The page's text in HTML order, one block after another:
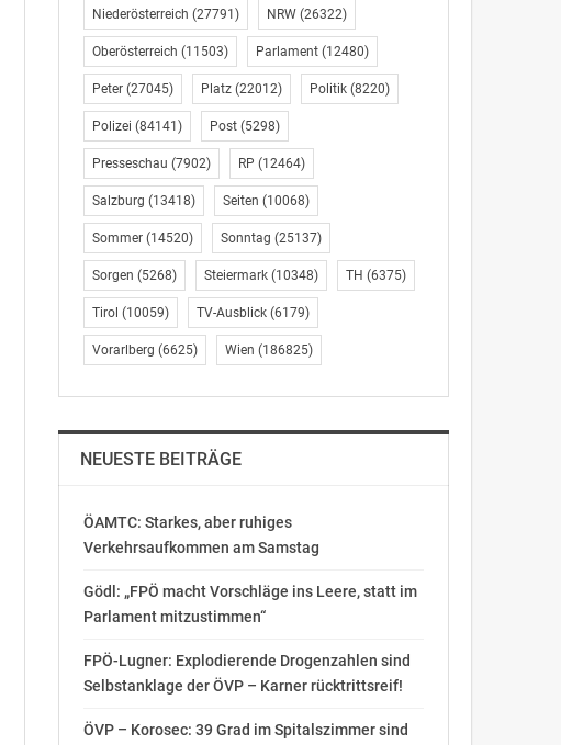
Niederösterreich (27791) NRW(26322)
Oberösterreich (11503) Parlament(12480)
Peter(27045) Platz(22012) Politik(8220)
Polizei (84141) Post(5298)
Presseschau (7902) RP (12464)
Salzburg (13418) Seiten (10068)
Sommer(14520) Sonntag (25137)
Sorgen (5268) Steiermark(10348) TH (6375)
Tirol (10059) TV-Ausblick(6179)
Vorarlberg (6625) Wien (186825)
NEUESTE BEITRÄGE
ÖAMTC: Starkes, aber ruhiges
Verkehrsaufkommen am Samstag
Gödl: „FPÖ macht Vorschläge ins Leere, statt im
Parlament mitzustimmen“
FPÖ-Lugner: Explodierende Drogenzahlen sind
Selbstanklage der ÖVP – Karner rücktrittsreif!
ÖVP – Korosec: 39 Grad im Spitalszimmer sind